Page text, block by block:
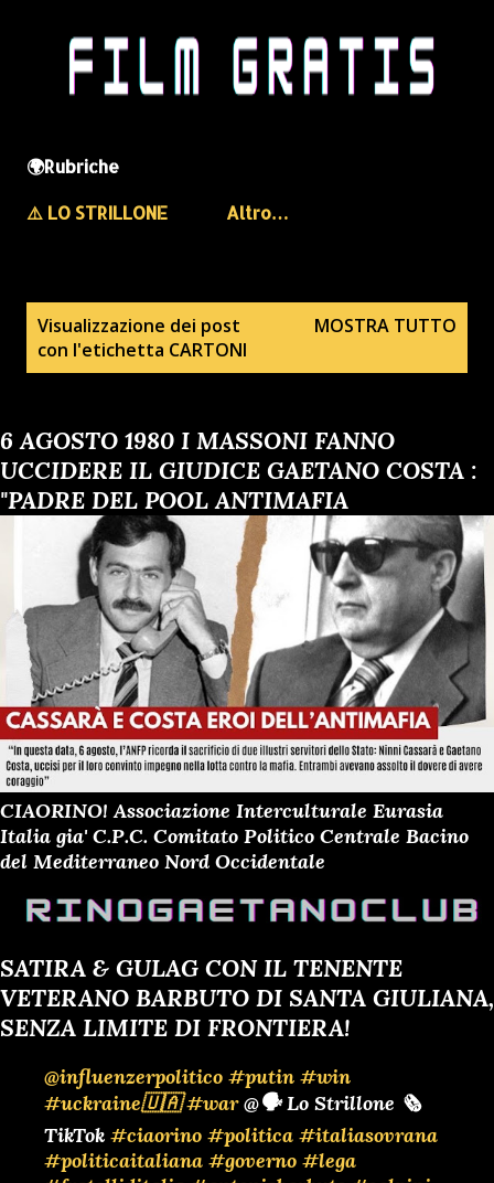
🌍Rubriche
⚠️ LO STRILLONE
Altro…
t
Visualizzazione dei post
con l'etichetta CARTONI
MOSTRA TUTTO
6 AGOSTO 1980 I MASSONI FANNO
UCCIDERE IL GIUDICE GAETANO COSTA :
"PADRE DEL POOL ANTIMAFIA
CIAORINO! Associazione Interculturale Eurasia
Italia gia' C.P.C. Comitato Politico Centrale Bacino
del Mediterraneo Nord Occidentale
SATIRA & GULAG CON IL TENENTE
VETERANO BARBUTO DI SANTA GIULIANA,
SENZA LIMITE DI FRONTIERA!
@influenzerpolitico #putin #win
#uckraine🇺🇦 #war@🗣️ Lo Strillone 🗞️
TikTok #ciaorino #politica #italiasovrana
#politicaitaliana #governo #lega